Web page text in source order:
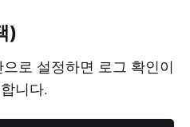
)
로 설정하면 로그 확인이
니다.